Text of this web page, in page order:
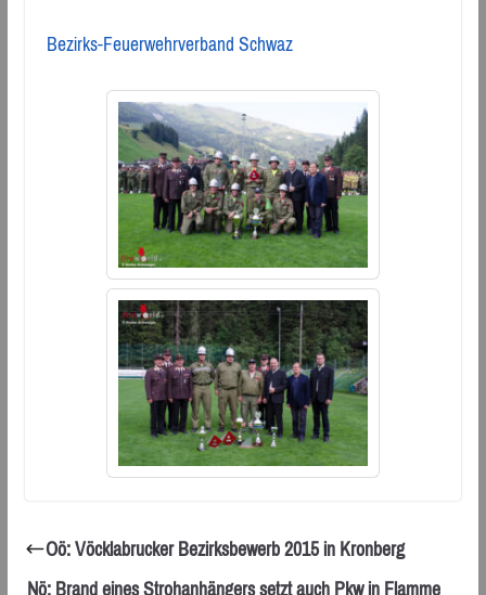
Bezirks-Feuerwehrverband Schwaz
Oö: Vöcklabrucker Bezirksbewerb 2015 in Kronberg